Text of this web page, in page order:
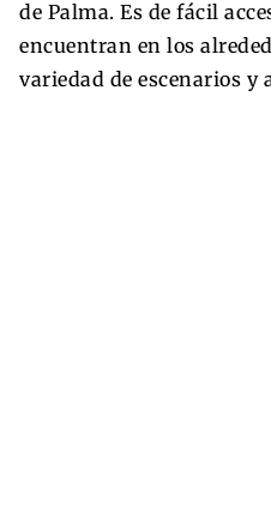
de Palma. Es de fácil
encuentran en los
variedad de escenarios y